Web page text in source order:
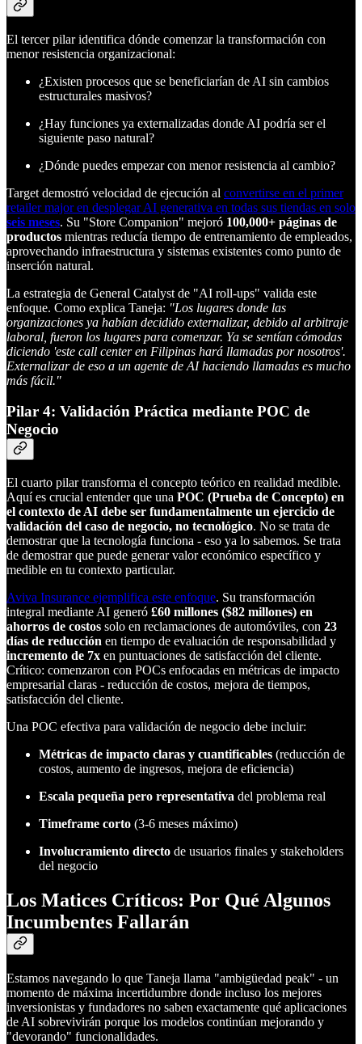
El tercer pilar identifica dónde comenzar la transformación con
menor resistencia organizacional:
¿Existen procesos que se beneficiarían de AI sin cambios
estructurales masivos?
¿Hay funciones ya externalizadas donde AI podría ser el
siguiente paso natural?
¿Dónde puedes empezar con menor resistencia al cambio?
Target demostró velocidad de ejecución al convertirse en el primer
retailer major en desplegar AI generativa en todas sus tiendas en solo
seis meses. Su "Store Companion" mejoró 100,000+ páginas de
productos mientras reducía tiempo de entrenamiento de empleados,
aprovechando infraestructura y sistemas existentes como punto de
inserción natural.
La estrategia de General Catalyst de "AI roll-ups" valida este
enfoque. Como explica Taneja: "Los lugares donde las
organizaciones ya habían decidido externalizar, debido al arbitraje
laboral, fueron los lugares para comenzar. Ya se sentían cómodas
diciendo 'este call center en Filipinas hará llamadas por nosotros'.
Externalizar de eso a un agente de AI haciendo llamadas es mucho
más fácil."
Pilar 4: Validación Práctica mediante POC de
Negocio
El cuarto pilar transforma el concepto teórico en realidad medible.
Aquí es crucial entender que una POC (Prueba de Concepto) en
el contexto de AI debe ser fundamentalmente un ejercicio de
validación del caso de negocio, no tecnológico. No se trata de
demostrar que la tecnología funciona - eso ya lo sabemos. Se trata
de demostrar que puede generar valor económico específico y
medible en tu contexto particular.
Aviva Insurance ejemplifica este enfoque. Su transformación
integral mediante AI generó £60 millones ($82 millones) en
ahorros de costos solo en reclamaciones de automóviles, con 23
días de reducción en tiempo de evaluación de responsabilidad y
incremento de 7x en puntuaciones de satisfacción del cliente.
Crítico: comenzaron con POCs enfocadas en métricas de impacto
empresarial claras - reducción de costos, mejora de tiempos,
satisfacción del cliente.
Una POC efectiva para validación de negocio debe incluir:
Métricas de impacto claras y cuantificables (reducción de
costos, aumento de ingresos, mejora de eficiencia)
Escala pequeña pero representativa del problema real
Timeframe corto (3-6 meses máximo)
Involucramiento directo de usuarios finales y stakeholders
del negocio
Los Matices Críticos: Por Qué Algunos
Incumbentes Fallarán
Estamos navegando lo que Taneja llama "ambigüedad peak" - un
momento de máxima incertidumbre donde incluso los mejores
inversionistas y fundadores no saben exactamente qué aplicaciones
de AI sobrevivirán porque los modelos continúan mejorando y
"devorando" funcionalidades.